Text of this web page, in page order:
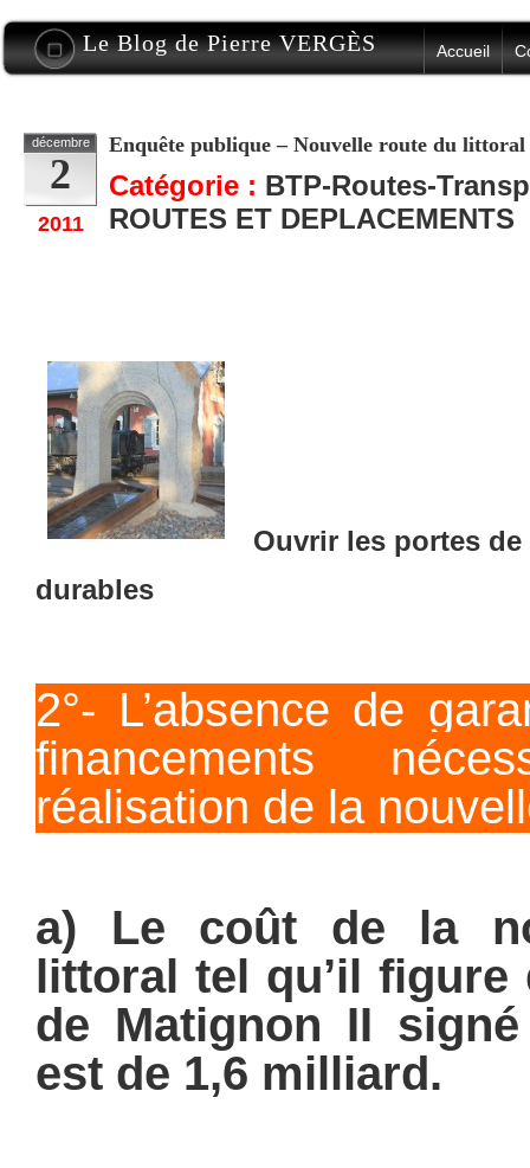
Le Blog de Pierre VERGÈS Accueil
décembre
2
2011
Enquête publique – Nouvelle route du littoral
Catégorie : BTP-Routes-
ROUTES ET DEPLACEMENTS
Ouvrir les portes de
durables
2°- L’absence de
financements
réalisation de la
a) Le coût de la
littoral tel qu’il figure
de Matignon II
est de 1,6 milliard.